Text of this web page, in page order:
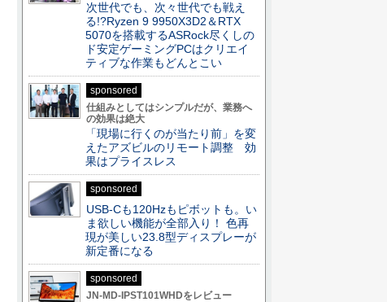
次世代でも、次々世代でも戦え
る!?Ryzen 9 9950X3D2＆RTX
5070を搭載するASRock尽くしの
ド安定ゲーミングPCはクリエイ
ティブな作業もどんとこい
sponsored
仕組みとしてはシンプルだが、業務へ
の効果は絶大
「現場に行くのが当たり前」を変
えたアズビルのリモート調整 効
果はプライスレス
sponsored
USB-Cも120Hzもピボットも。い
ま欲しい機能が全部入り！ 色再
現が美しい23.8型ディスプレーが
新定番になる
sponsored
JN-MD-IPST101WHDをレビュー